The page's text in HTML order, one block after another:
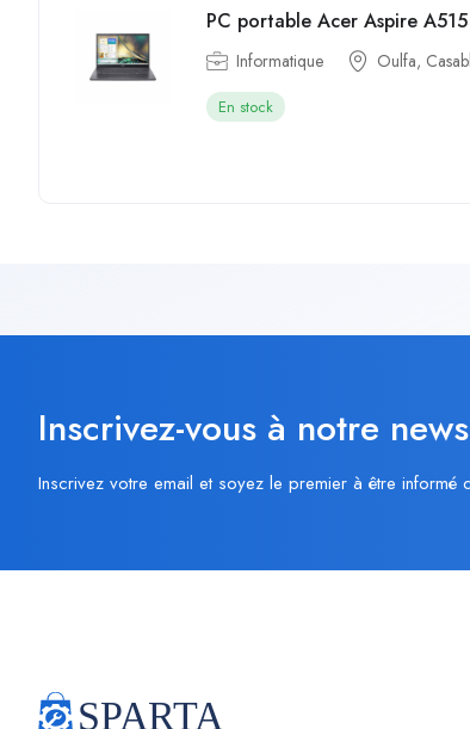
PC portable Acer Aspire
Informatique Oulfa,
En stock
Inscrivez-vous à notre
Inscrivez votre email et soyez le premier à être